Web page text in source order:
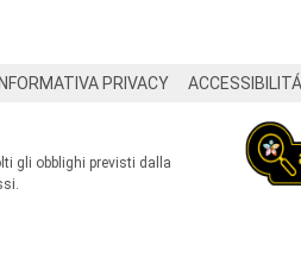
INFORMATIVA PRIVACY ACCESSIBILITÁ
gli obblighi previsti dalla